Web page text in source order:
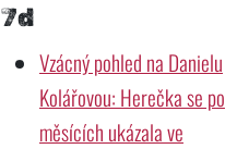
7d
Vzácný pohled na Danielu
Kolářovou: Herečka se po
měsících ukázala ve